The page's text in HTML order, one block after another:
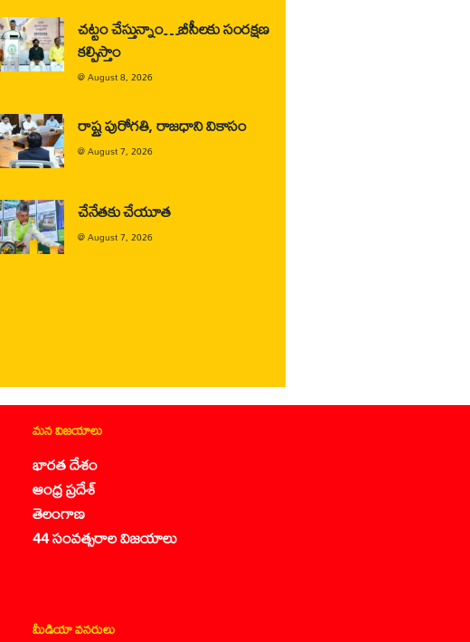
చట్టం చేస్తున్నాం…బీసీలకు సంరక్షణ
కల్పిస్తాం
@August 8, 2026
రాష్ట్ర పురోగతి, రాజధాని వికాసం
@August 7, 2026
చేనేతకు చేయూత
@August 7, 2026
మన విజయాలు
భారత దేశం
ఆంధ్ర ప్రదేశ్
తెలంగాణ
44 సంవత్సరాల విజయాలు
మీడియా వనరులు